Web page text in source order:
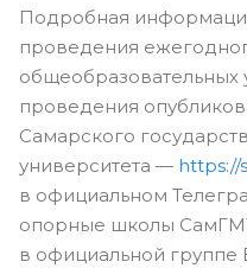
Подробная
проведения
общеобразовательных
проведения
Самарского
университета — https://
в официальном
опорные школы
в официальной